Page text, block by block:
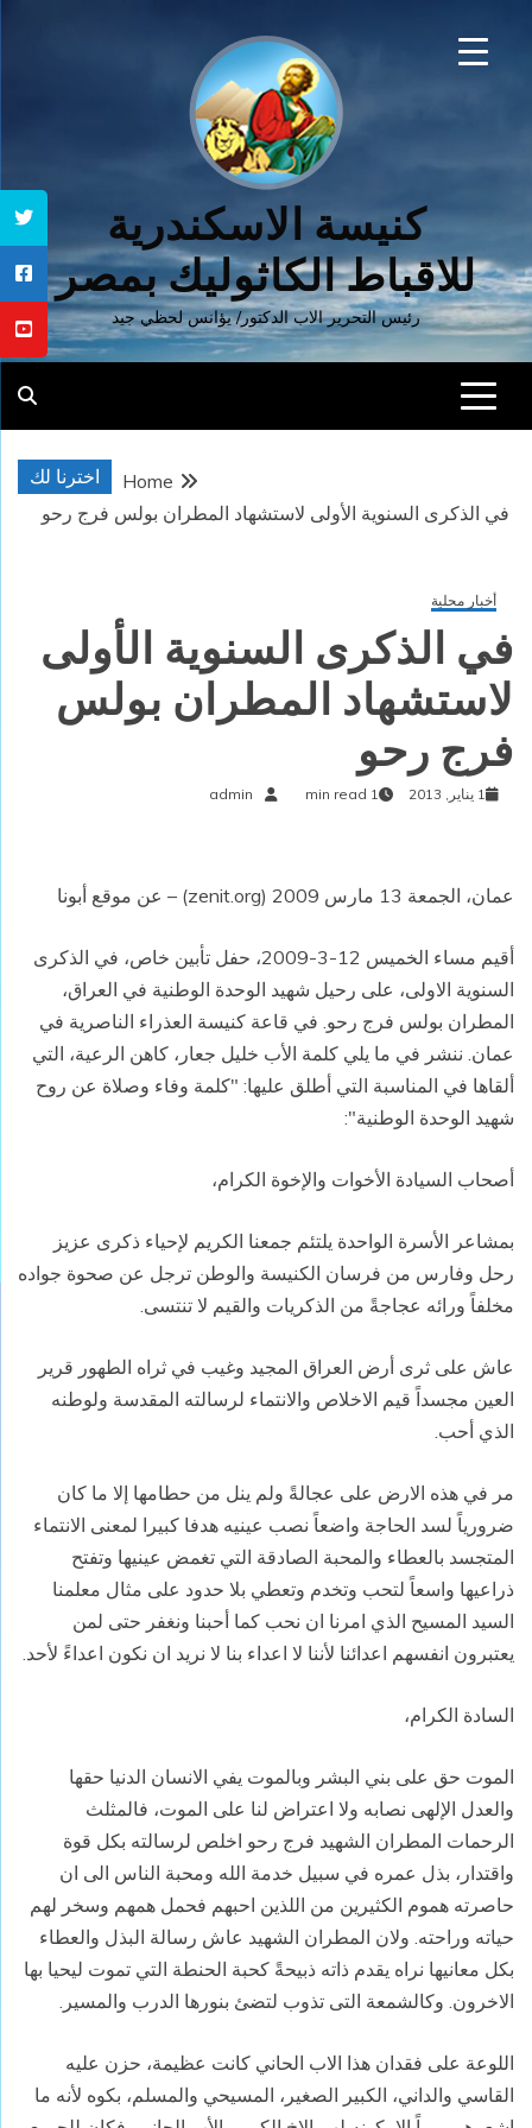
كنيسة الاسكندرية
للاقباط الكاثوليك بمصر
رئيس التحرير الاب الدكتور/ يؤانس لحظي جيد
اخترنا لك
Home
في الذكرى السنوية الأولى لاستشهاد المطران بولس فرج رحو
أخبار محلية
في الذكرى السنوية الأولى
لاستشهاد المطران بولس
فرج رحو
1 يناير, 2013 1 min read
admin
عمان، الجمعة 13 مارس 2009 (zenit.org) – عن موقع أبونا
أقيم مساء الخميس 12-3-2009، حفل تأبين خاص، في الذكرى
السنوية الاولى، على رحيل شهيد الوحدة الوطنية في العراق،
المطران بولس فرج رحو. في قاعة كنيسة العذراء الناصرية في
عمان. ننشر في ما يلي كلمة الأب خليل جعار، كاهن الرعية، التي
ألقاها في المناسبة التي أطلق عليها: "كلمة وفاء وصلاة عن روح
شهيد الوحدة الوطنية":
أصحاب السيادة الأخوات والإخوة الكرام،
بمشاعر الأسرة الواحدة يلتئم جمعنا الكريم لإحياء ذكرى عزيز
رحل وفارس من فرسان الكنيسة والوطن ترجل عن صحوة جواده
مخلفاً ورائه عجاجةً من الذكريات والقيم لا تنتسى.
عاش على ثرى أرض العراق المجيد وغيب في ثراه الطهور قرير
العين مجسداً قيم الاخلاص والانتماء لرسالته المقدسة ولوطنه
الذي أحب.
مر في هذه الارض على عجالةً ولم ينل من حطامها إلا ما كان
ضرورياً لسد الحاجة واضعاً نصب عينيه هدفا كبيرا لمعنى الانتماء
المتجسد بالعطاء والمحبة الصادقة التي تغمض عينيها وتفتح
ذراعيها واسعاً لتحب وتخدم وتعطي بلا حدود على مثال معلمنا
السيد المسيح الذي امرنا ان نحب كما أحبنا ونغفر حتى لمن
يعتبرون انفسهم اعدائنا لأننا لا اعداء بنا لا نريد ان نكون اعداءً لأحد.
السادة الكرام،
الموت حق على بني البشر وبالموت يفي الانسان الدنيا حقها
والعدل الإلهى نصابه ولا اعتراض لنا على الموت، فالمثلث
الرحمات المطران الشهيد فرج رحو اخلص لرسالته بكل قوة
واقتدار، بذل عمره في سبيل خدمة الله ومحبة الناس الى ان
حاصرته هموم الكثيرين من اللذين احبهم فحمل همهم وسخر لهم
حياته وراحته. ولان المطران الشهيد عاش رسالة البذل والعطاء
بكل معانيها نراه يقدم ذاته ذبيحةً كحبة الحنطة التي تموت ليحيا بها
الاخرون. وكالشمعة التى تذوب لتضئ بنورها الدرب والمسير.
اللوعة على فقدان هذا الاب الحاني كانت عظيمة، حزن عليه
القاسي والداني، الكبير الصغير، المسيحي والمسلم، بكوه لأنه ما